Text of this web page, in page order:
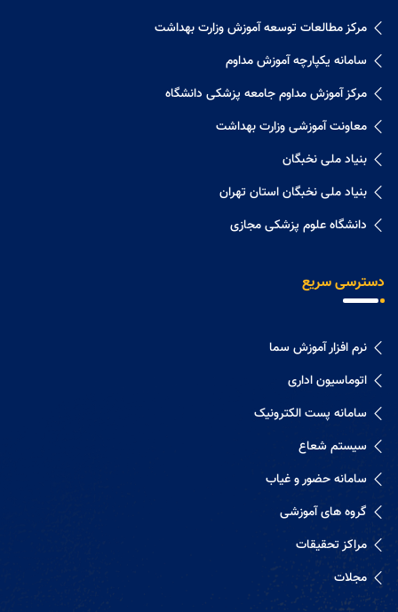
مرکز مطالعات توسعه آموزش وزارت بهداشت
سامانه یکپارچه آموزش مداوم
مرکز آموزش مداوم جامعه پزشکی دانشگاه
معاونت آموزشی وزارت بهداشت
بنیاد ملی نخبگان
بنیاد ملی نخبگان استان تهران
دانشگاه علوم پزشکی مجازی
دسترسی سریع
نرم افزار آموزش سما
اتوماسیون اداری
سامانه پست الکترونیک
سیستم شعاع
سامانه حضور و غیاب
گروه های آموزشی
مراکز تحقیقات
مجلات